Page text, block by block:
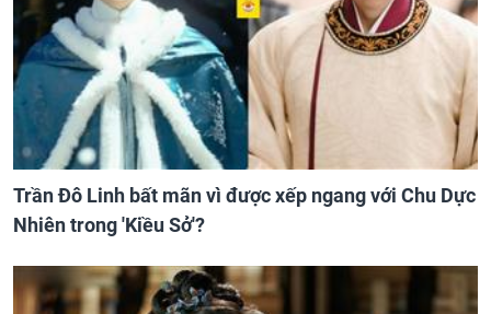
Trần Đô Linh bất mãn vì được xếp ngang với Chu Dực
Nhiên trong 'Kiều Sở'?